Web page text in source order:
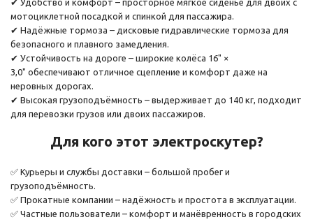
✔ Удобство и комфорт – просторное мягкое сиденье для двоих с
мотоциклетной посадкой и спинкой для пассажира.
✔ Надёжные тормоза – дисковые гидравлические тормоза для
безопасного и плавного замедления.
✔ Устойчивость на дороге – широкие колёса 16" ×
3,0" обеспечивают отличное сцепление и комфорт даже на
неровных дорогах.
✔ Высокая грузоподъёмность – выдерживает до 140 кг, подходит
для перевозки грузов или двоих пассажиров.
Для кого этот электроскутер?
✅ Курьеры и службы доставки – большой пробег и
грузоподъёмность.
✅ Прокатные компании – надёжность и простота в эксплуатации.
✅ Частные пользователи – комфорт и манёвренность в городских